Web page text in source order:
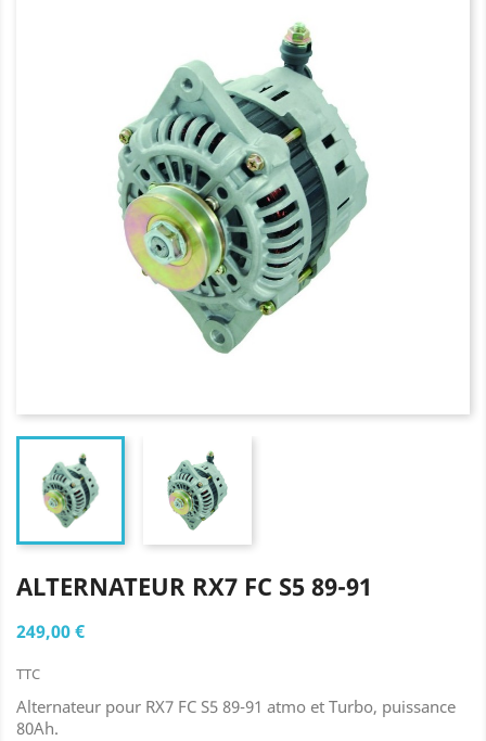
ALTERNATEUR RX7 FC S5 89-91
249,00 €
TTC
Alternateur pour RX7 FC S5 89-91 atmo et Turbo, puissance
80Ah.